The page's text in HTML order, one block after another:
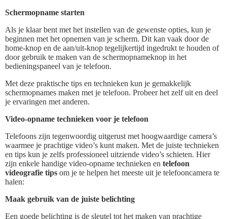
Schermopname starten
Als je klaar bent met het instellen van de gewenste opties, kun je
beginnen met het opnemen van je scherm. Dit kan vaak door de
home-knop en de aan/uit-knop tegelijkertijd ingedrukt te houden of
door gebruik te maken van de schermopnameknop in het
bedieningspaneel van je telefoon.
Met deze praktische tips en technieken kun je gemakkelijk
schermopnames maken met je telefoon. Probeer het zelf uit en deel
je ervaringen met anderen.
Video-opname technieken voor je telefoon
Telefoons zijn tegenwoordig uitgerust met hoogwaardige camera’s
waarmee je prachtige video’s kunt maken. Met de juiste technieken
en tips kun je zelfs professioneel uitziende video’s schieten. Hier
zijn enkele handige video-opname technieken en telefoon
videografie tips om je te helpen het meeste uit je telefooncamera te
halen:
Maak gebruik van de juiste belichting
Een goede belichting is de sleutel tot het maken van prachtige